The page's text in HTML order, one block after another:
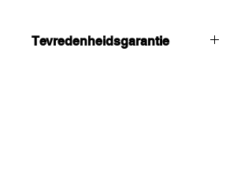
Tevredenheidsgarantie